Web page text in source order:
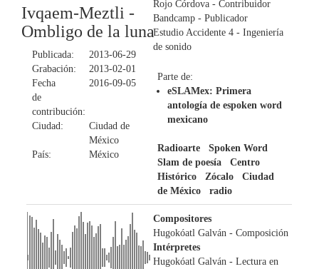
Ivqaem-Meztli -
Ombligo de la luna
Publicada:
2013-06-29
Grabación:
2013-02-01
Fecha
de
contribución:
2016-09-05
Ciudad:
Ciudad de
México
País:
México
Rojo Córdova - Contribuidor
Bandcamp - Publicador
Estudio Accidente 4 - Ingeniería
de sonido
Parte de:
eSLAMex: Primera
antología de espoken word
mexicano
Radioarte
Spoken Word
Slam de poesía
Centro
Histórico
Zócalo
Ciudad
de México
radio
Compositores
Hugokóatl Galván - Composición
Intérpretes
Hugokóatl Galván - Lectura en